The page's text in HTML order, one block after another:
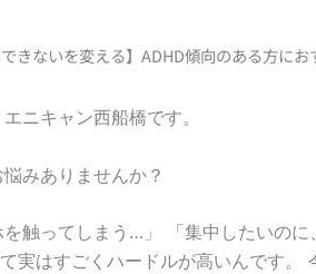
できないを変える】ADHD傾向のある方に
ニキャン西船橋です。
みありませんか？
を触ってしまう…」 「集中したいの
実はすごくハードルが高いんです